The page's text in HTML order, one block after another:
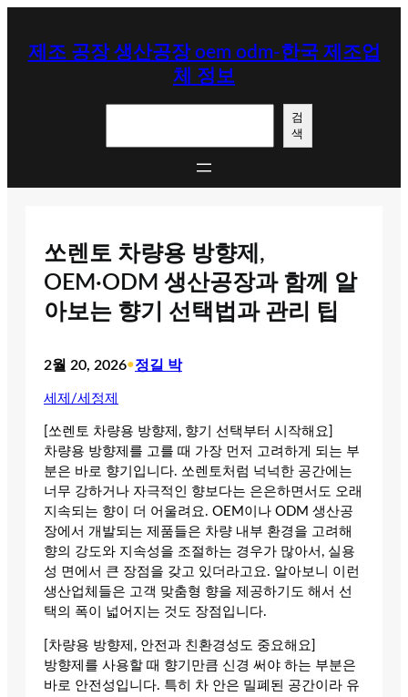
제조 공장 생산공장 oem odm-한국 제조업
체 정보
검
색
쏘렌토 차량용 방향제,
OEM·ODM 생산공장과 함께 알
아보는 향기 선택법과 관리 팁
2월 20, 2026•정길 박
세제/세정제
[쏘렌토 차량용 방향제, 향기 선택부터 시작해요]
차량용 방향제를 고를 때 가장 먼저 고려하게 되는 부
분은 바로 향기입니다. 쏘렌토처럼 넉넉한 공간에는
너무 강하거나 자극적인 향보다는 은은하면서도 오래
지속되는 향이 더 어울려요. OEM이나 ODM 생산공
장에서 개발되는 제품들은 차량 내부 환경을 고려해
향의 강도와 지속성을 조절하는 경우가 많아서, 실용
성 면에서 큰 장점을 갖고 있더라고요. 알아보니 이런
생산업체들은 고객 맞춤형 향을 제공하기도 해서 선
택의 폭이 넓어지는 것도 장점입니다.
[차량용 방향제, 안전과 친환경성도 중요해요]
방향제를 사용할 때 향기만큼 신경 써야 하는 부분은
바로 안전성입니다. 특히 차 안은 밀폐된 공간이라 유